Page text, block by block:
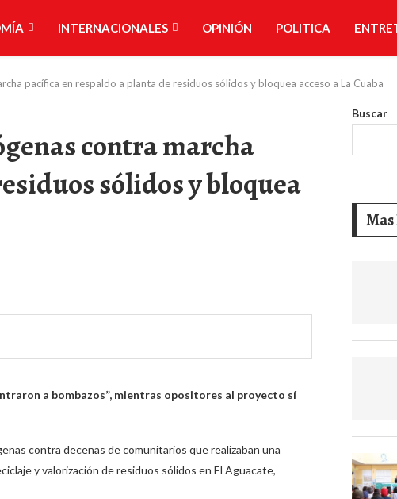
INTERNACIONALES OPINIÓN POLITICA
pacífica en respaldo a planta de residuos sólidos y bloquea acceso a La Cuaba
contra marcha
sólidos y bloquea
a bombazos”, mientras opositores al proyecto sí
contra decenas de comunitarios que realizaban una
y valorización de residuos sólidos en El Aguacate,
Buscar